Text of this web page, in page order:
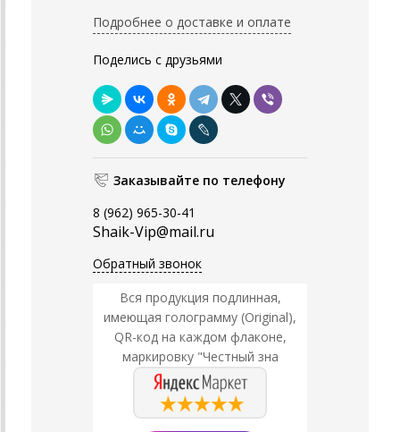
Подробнее о доставке и оплате
Поделись с друзьями
Заказывайте по телефону
8 (962) 965-30-41
Shaik-Vip@mail.ru
Обратный звонок
Вся продукция подлинная,
имеющая голограмму (Original),
QR-код на каждом флаконе,
маркировку "Честный зна